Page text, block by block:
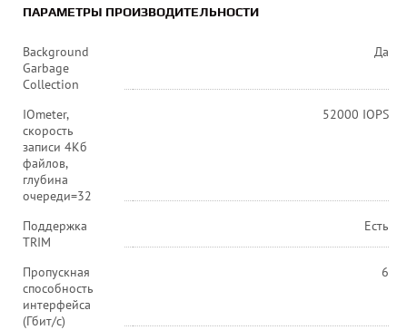
ПАРАМЕТРЫ ПРОИЗВОДИТЕЛЬНОСТИ
Background
Garbage
Collection
Да
IOmeter,
скорость
записи 4Кб
файлов,
глубина
очереди=32
52000 IOPS
Поддержка
TRIM
Есть
Пропускная
способность
интерфейса
(Гбит/с)
6